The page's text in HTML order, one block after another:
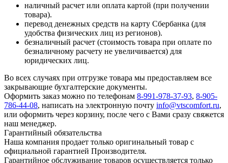
наличный расчет или оплата картой (при получении
товара).
перевод денежных средств на карту Сбербанка (для
удобства физических лиц из регионов).
безналичный расчет (стоимость товара при оплате по
безналичному расчету не увеличивается) для
юридических лиц.
Во всех случаях при отгрузке товара мы предоставляем все
закрывающие бухгалтерские документы.
Оформить заказ можно по телефонам 8-991-978-37-93, 8-905-
786-44-08, написать на электронную почту info@vtscomfort.ru,
или оформить через корзину, после чего с Вами сразу свяжется
наш менеджер.
Гарантийный обязательства
Наша компания продает только оригинальный товар с
официальной гарантией Производителя.
Гарантийное обслуживание товаров осуществляется только